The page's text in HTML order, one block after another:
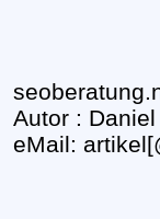
Autor :
eMail: